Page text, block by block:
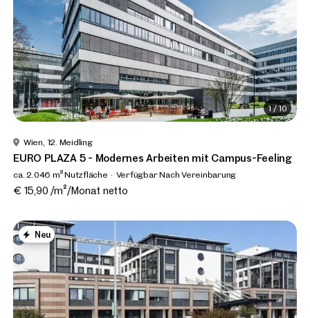
1/10
Wien, 12. Meidling
EURO PLAZA 5 - Modernes Arbeiten mit Campus-Feeling
ca. 2.046 m² Nutzfläche Verfügbar Nach Vereinbarung
€ 15,90 /m²/Monat netto
Neu